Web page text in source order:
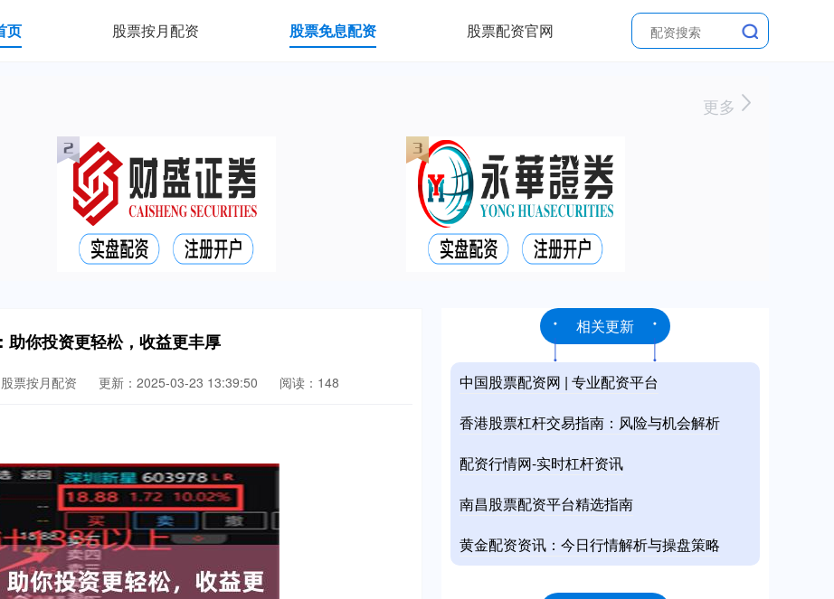
页 股票按月配资 股票免息配资 股票配资官网
更多
助你投资更轻松，收益更丰厚
票按月配资 更新：2025-03-23 13:39:50 阅读：148
相关更新
中国股票配资网 | 专业配资平台
香港股票杠杆交易指南：风险与机会解析
配资行情网-实时杠杆资讯
南昌股票配资平台精选指南
黄金配资资讯：今日行情解析与操盘策略